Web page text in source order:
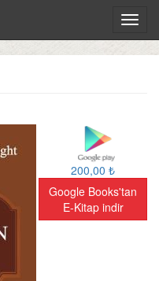
Toggle
200,00 ₺
Google Books'tan
E-Kitap indir